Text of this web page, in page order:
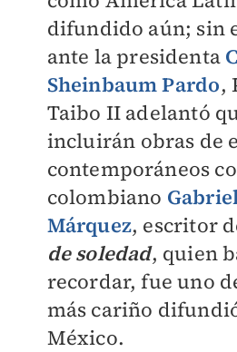
difundido aún; sin
ante la presidenta
Sheinbaum Pardo,
Taibo II adelantó
incluirán obras de
contemporáneos
colombiano
Márquez, escritor
de soledad, quien
recordar, fue uno
más cariño
México.